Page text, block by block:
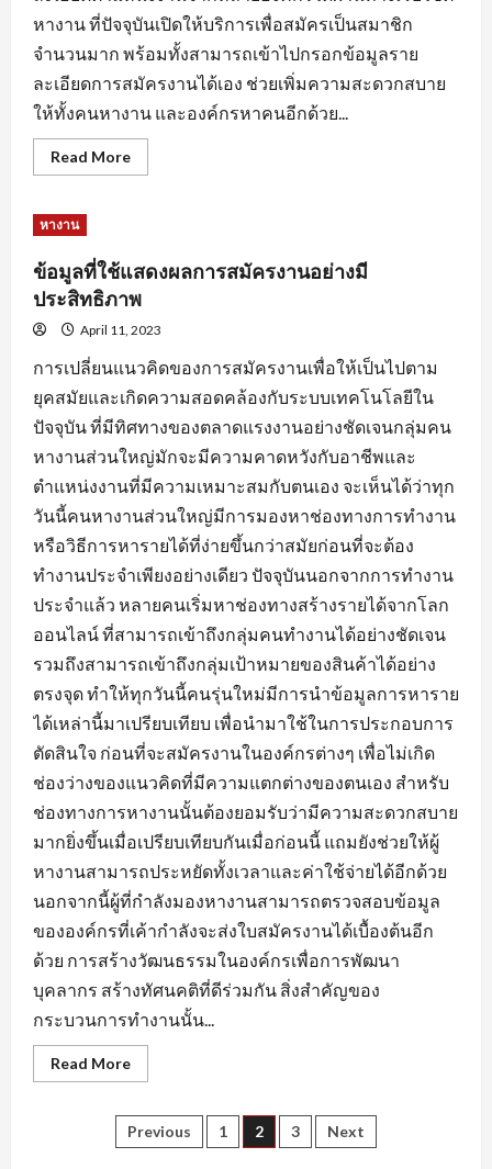
หางาน ที่ปัจจุบันเปิดให้บริการเพื่อสมัครเป็นสมาชิก
จำนวนมาก พร้อมทั้งสามารถเข้าไปกรอกข้อมูลราย
ละเอียดการสมัครงานได้เอง ช่วยเพิ่มความสะดวกสบาย
ให้ทั้งคนหางาน และองค์กรหาคนอีกด้วย...
Read MoreRead
more
สมัคร
งาน
พร้อม
คำ
แนะนำ
ปรับ
ข้อมูล
ใบ
สมัคร
หางาน
ข้อมูลที่ใช้แสดงผลการสมัครงานอย่างมี
ประสิทธิภาพ
April 11, 2023
การเปลี่ยนแนวคิดของการสมัครงานเพื่อให้เป็นไปตาม
ยุคสมัยและเกิดความสอดคล้องกับระบบเทคโนโลยีใน
ปัจจุบัน ที่มีทิศทางของตลาดแรงงานอย่างชัดเจนกลุ่มคน
หางานส่วนใหญ่มักจะมีความคาดหวังกับอาชีพและ
ตำแหน่งงานที่มีความเหมาะสมกับตนเอง จะเห็นได้ว่าทุก
วันนี้คนหางานส่วนใหญ่มีการมองหาช่องทางการทำงาน
หรือวิธีการหารายได้ที่ง่ายขึ้นกว่าสมัยก่อนที่จะต้อง
ทำงานประจำเพียงอย่างเดียว ปัจจุบันนอกจากการทำงาน
ประจำแล้ว หลายคนเริ่มหาช่องทางสร้างรายได้จากโลก
ออนไลน์ ที่สามารถเข้าถึงกลุ่มคนทำงานได้อย่างชัดเจน
รวมถึงสามารถเข้าถึงกลุ่มเป้าหมายของสินค้าได้อย่าง
ตรงจุด ทำให้ทุกวันนี้คนรุ่นใหม่มีการนำข้อมูลการหาราย
ได้เหล่านี้มาเปรียบเทียบ เพื่อนำมาใช้ในการประกอบการ
ตัดสินใจ ก่อนที่จะสมัครงานในองค์กรต่างๆ เพื่อไม่เกิด
ช่องว่างของแนวคิดที่มีความแตกต่างของตนเอง สำหรับ
ช่องทางการหางานนั้นต้องยอมรับว่ามีความสะดวกสบาย
มากยิ่งขึ้นเมื่อเปรียบเทียบกันเมื่อก่อนนี้ แถมยังช่วยให้ผู้
หางานสามารถประหยัดทั้งเวลาและค่าใช้จ่ายได้อีกด้วย
นอกจากนี้ผู้ที่กำลังมองหางานสามารถตรวจสอบข้อมูล
ขององค์กรที่เค้ากำลังจะส่งใบสมัครงานได้เบื้องต้นอีก
ด้วย การสร้างวัฒนธรรมในองค์กรเพื่อการพัฒนา
บุคลากร สร้างทัศนคติที่ดีร่วมกัน สิ่งสำคัญของ
กระบวนการทำงานนั้น...
Read MoreRead
more
ที่
ใช้
แสดง
Posts
Previous 1 2 3 Next